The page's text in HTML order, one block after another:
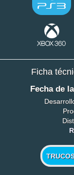
Ficha
Fecha de